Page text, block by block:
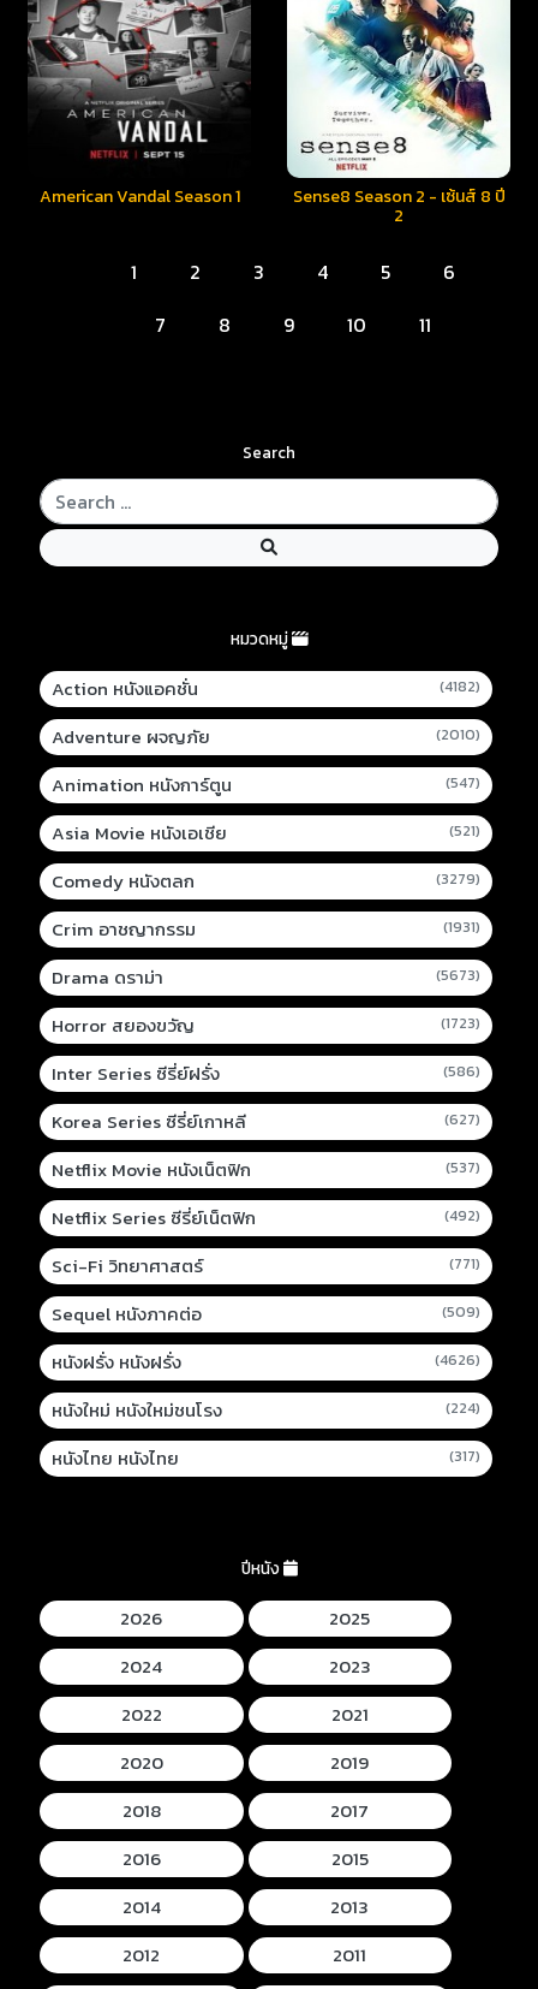
American Vandal Season 1 Sense8 Season 2 - เซ้นส์ 8 ปี
2
1 2 3 4 5
6
7
8 9 10 11
Search
หมวดหมู่
Action หนังแอคชั่น (4182)
Adventure ผจญภัย (2010)
Animation หนังการ์ตูน (547)
Asia Movie หนังเอเชีย (521)
Comedy หนังตลก (3279)
Crim อาชญากรรม (1931)
Drama ดราม่า (5673)
Horror สยองขวัญ (1723)
Inter Series ซีรี่ย์ฝรั่ง (586)
Korea Series ซีรี่ย์เกาหลี (627)
Netflix Movie หนังเน็ตฟิก (537)
Netflix Series ซีรี่ย์เน็ตฟิก (492)
Sci-Fi วิทยาศาสตร์ (771)
Sequel หนังภาคต่อ (509)
หนังฝรั่ง หนังฝรั่ง (4626)
หนังใหม่ หนังใหม่ชนโรง (224)
หนังไทย หนังไทย (317)
ปีหนัง
2026
2025
2024
2023
2022
2021
2020
2019
2018
2017
2016
2015
2014
2013
2012
2011